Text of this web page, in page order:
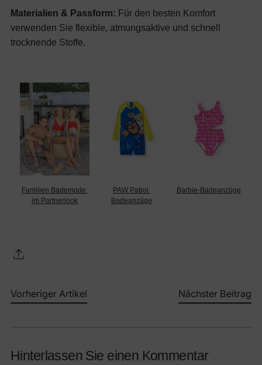
Materialien & Passform: Für den besten Komfort
verwenden Sie flexible, atmungsaktive und schnell
trocknende Stoffe.
Familien Bademode
im Partnerlook
PAW Patrol
Badeanzüge
Barbie-Badeanzüge
Vorheriger Artikel Nächster Beitrag
Hinterlassen Sie einen Kommentar